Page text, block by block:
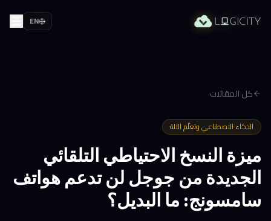
EN
كل المقالات
الذكاء الاصطناعي وتعلّم الآلة
ميزة النسخ الاحتياطي التلقائي
الجديدة من جوجل لن تدعم هواتف
سامسونج: ما البديل؟